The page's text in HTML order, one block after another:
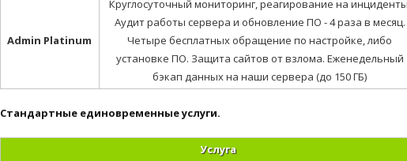
Admin Platinum
Круглосуточный мониторинг, реагирование на
Аудит работы сервера и обновление ПО - 4 раза в месяц.
Четыре бесплатных обращение по настройке, либо
установке ПО. Защита сайтов от взлома. Еженедельный
бэкап данных на наши сервера (до 150 ГБ)
Стандартные единовременные услуги.
Услуга